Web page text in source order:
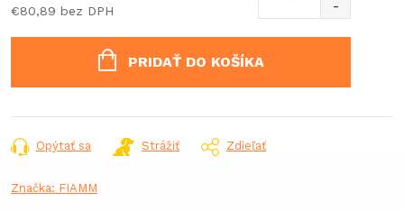
€80,89 bez DPH
PRIDAŤ DO KOŠÍKA
Opýtať sa Strážiť Zdieľať
Značka: FIAMM